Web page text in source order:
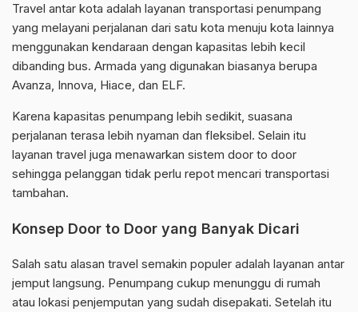
Travel antar kota adalah layanan transportasi penumpang
yang melayani perjalanan dari satu kota menuju kota lainnya
menggunakan kendaraan dengan kapasitas lebih kecil
dibanding bus. Armada yang digunakan biasanya berupa
Avanza, Innova, Hiace, dan ELF.
Karena kapasitas penumpang lebih sedikit, suasana
perjalanan terasa lebih nyaman dan fleksibel. Selain itu
layanan travel juga menawarkan sistem door to door
sehingga pelanggan tidak perlu repot mencari transportasi
tambahan.
Konsep Door to Door yang Banyak Dicari
Salah satu alasan travel semakin populer adalah layanan antar
jemput langsung. Penumpang cukup menunggu di rumah
atau lokasi penjemputan yang sudah disepakati. Setelah itu